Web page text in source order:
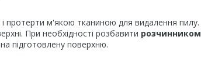
протерти м'якою тканиною для видалення пилу.
При необхідності розбавити розчинником
підготовлену поверхню.